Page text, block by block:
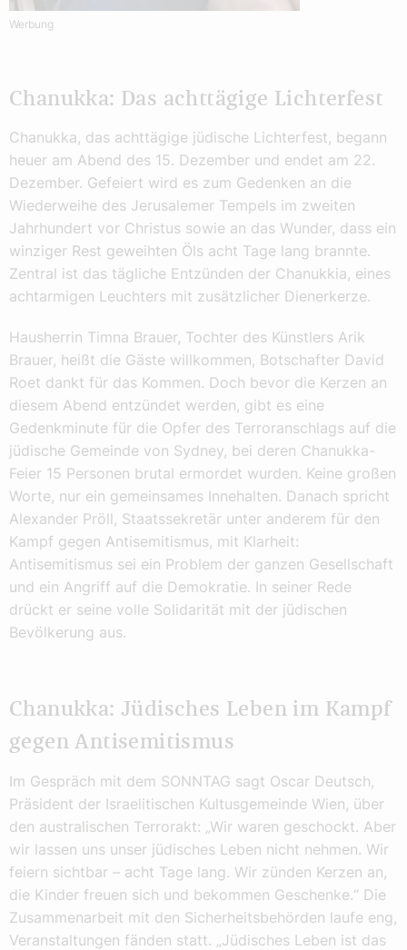
Werbung
Chanukka: Das achttägige Lichterfest
Chanukka, das achttägige jüdische Lichterfest, begann
heuer am Abend des 15. Dezember und endet am 22.
Dezember. Gefeiert wird es zum Gedenken an die
Wiederweihe des Jerusalemer Tempels im zweiten
Jahrhundert vor Christus sowie an das Wunder, dass ein
winziger Rest geweihten Öls acht Tage lang brannte.
Zentral ist das tägliche Entzünden der Chanukkia, eines
achtarmigen Leuchters mit zusätzlicher Dienerkerze.
Hausherrin Timna Brauer, Tochter des Künstlers Arik
Brauer, heißt die Gäste willkommen, Botschafter David
Roet dankt für das Kommen. Doch bevor die Kerzen an
diesem Abend entzündet werden, gibt es eine
Gedenkminute für die Opfer des Terroranschlags auf die
jüdische Gemeinde von Sydney, bei deren Chanukka-
Feier 15 Personen brutal ermordet wurden. Keine großen
Worte, nur ein gemeinsames Innehalten. Danach spricht
Alexander Pröll, Staatssekretär unter anderem für den
Kampf gegen Antisemitismus, mit Klarheit:
Antisemitismus sei ein Problem der ganzen Gesellschaft
und ein Angriff auf die Demokratie. In seiner Rede
drückt er seine volle Solidarität mit der jüdischen
Bevölkerung aus.
Chanukka: Jüdisches Leben im Kampf
gegen Antisemitismus
Im Gespräch mit dem SONNTAG sagt Oscar Deutsch,
Präsident der Israelitischen Kultusgemeinde Wien, über
den australischen Terrorakt: „Wir waren geschockt. Aber
wir lassen uns unser jüdisches Leben nicht nehmen. Wir
feiern sichtbar – acht Tage lang. Wir zünden Kerzen an,
die Kinder freuen sich und bekommen Geschenke.“ Die
Zusammenarbeit mit den Sicherheitsbehörden laufe eng,
Veranstaltungen fänden statt. „Jüdisches Leben ist das